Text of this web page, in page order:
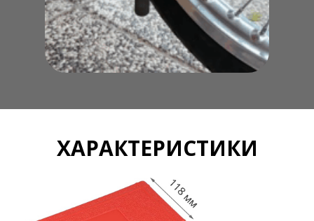
ХАРАКТЕРИСТИКИ